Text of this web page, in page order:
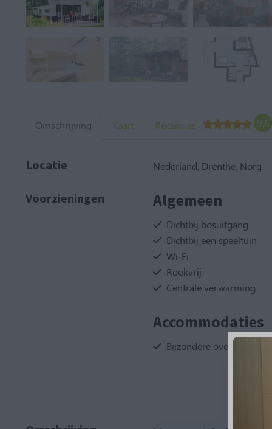
Omschrijving Kaart Recensies 9,6
Locatie Nederland, Drenthe, Norg
Voorzieningen Algemeen
Dichtbij bosuitgang
Dichtbij een speeltuin
Wi-Fi
Rookvrij
Centrale verwarming
Accommodaties
Bijzondere overnachting